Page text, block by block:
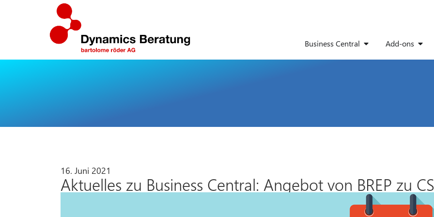
Business Central Add-ons
16. Juni 2021
Aktuelles zu Business Central: Angebot von BREP zu